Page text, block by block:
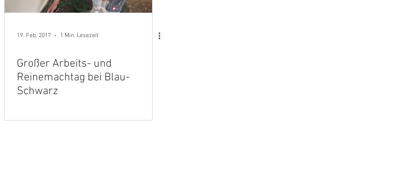
19. Feb. 2017 1 Min. Lesezeit
Großer Arbeits- und
Reinemachtag bei Blau-
Schwarz